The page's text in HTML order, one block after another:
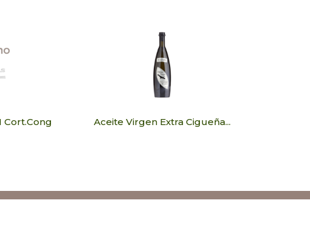
Cort.Cong Aceite Virgen Extra Cigueña...